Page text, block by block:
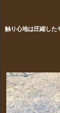
触り心地は圧縮した